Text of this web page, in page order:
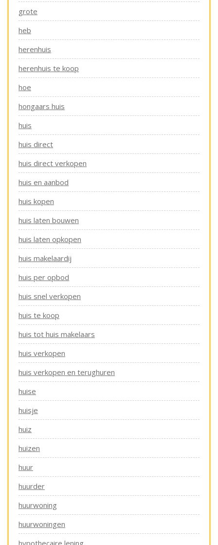
grote
heb
herenhuis
herenhuis te koop
hoe
hongaars huis
huis
huis direct
huis direct verkopen
huis en aanbod
huis kopen
huis laten bouwen
huis laten opkopen
huis makelaardij
huis per opbod
huis snel verkopen
huis te koop
huis tot huis makelaars
huis verkopen
huis verkopen en terughuren
huise
huisje
huiz
huizen
huur
huurder
huurwoning
huurwoningen
hypothecaire lening